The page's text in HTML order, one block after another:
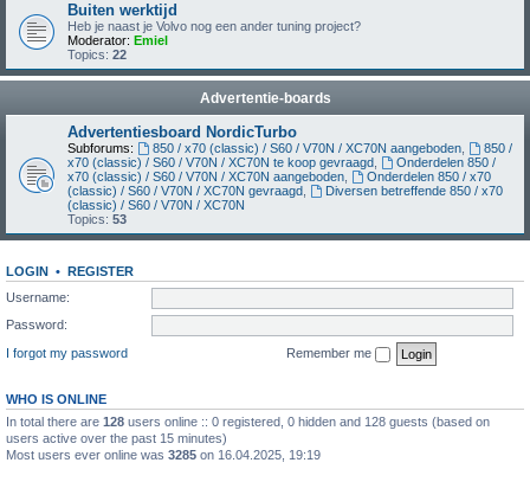
Buiten werktijd
Heb je naast je Volvo nog een ander tuning project?
Moderator: Emiel
Topics: 22
Advertentie-boards
Advertentiesboard NordicTurbo
Subforums: 850 / x70 (classic) / S60 / V70N / XC70N aangeboden,
850 /
x70 (classic) / S60 / V70N / XC70N te koop gevraagd
Onderdelen 850 /
x70 (classic) / S60 / V70N / XC70N aangeboden
Onderdelen 850 / x70
(classic) / S60 / V70N / XC70N gevraagd
Diversen betreffende 850 / x70
(classic) / S60 / V70N / XC70N
Topics: 53
LOGIN • REGISTER
Username:
Password:
I forgot my password
Remember me
WHO IS ONLINE
In total there are 128 users online :: 0 registered, 0 hidden and 128 guests (based on
users active over the past 15 minutes)
Most users ever online was 3285 on 16.04.2025, 19:19